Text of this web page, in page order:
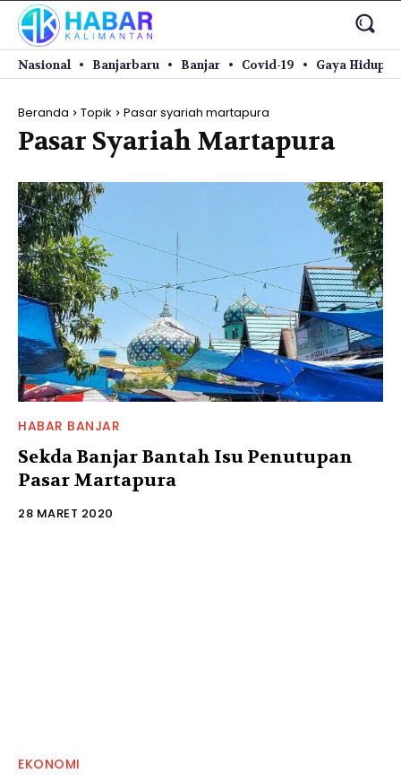
Nasional Banjarbaru Banjar Covid-19 Gaya Hidup
Beranda Topik Pasar syariah martapura
Pasar Syariah Martapura
HABAR BANJAR
Sekda Banjar Bantah Isu Penutupan
Pasar Martapura
28 MARET 2020
EKONOMI